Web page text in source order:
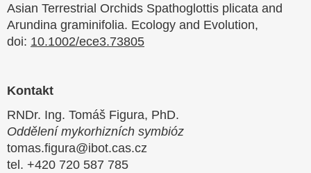
Asian Terrestrial Orchids Spathoglottis plicata and
Arundina graminifolia. Ecology and Evolution,
doi: 10.1002/ece3.73805
Kontakt
RNDr. Ing. Tomáš Figura, PhD.
Oddělení mykorhizních symbióz
tomas.figura@ibot.cas.cz
tel. +420 720 587 785